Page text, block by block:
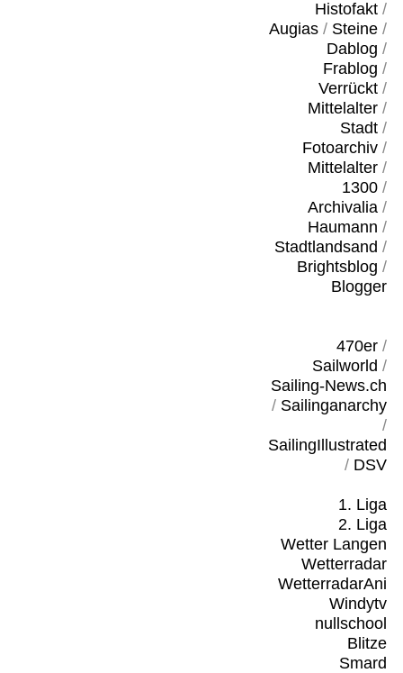
Histofakt/
Augias/ Steine/
Dablog /
Frablog /
Verrückt/
Mittelalter/
Stadt/
Fotoarchiv/
Mittelalter/
1300/
Archivalia/
Haumann /
Stadtlandsand /
Brightsblog /
Blogger
470er/
Sailworld /
Sailing-News.ch
/ Sailinganarchy
/
SailingIllustrated
/ DSV
1. Liga
2. Liga
Wetter Langen
Wetterradar
WetterradarAni
Windytv
nullschool
Blitze
Smard